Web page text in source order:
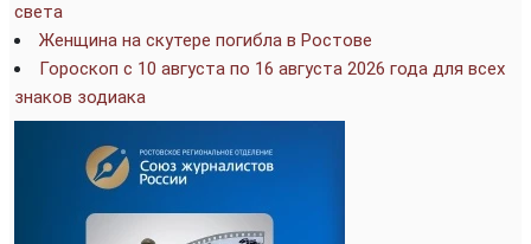
света
Женщина на скутере погибла в Ростове
Гороскоп с 10 августа по 16 августа 2026 года для всех
знаков зодиака